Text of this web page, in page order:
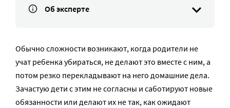
Об эксперте
Обычно сложности возникают, когда родители не
учат ребенка убираться, не делают это вместе с ним, а
потом резко перекладывают на него домашние дела.
Зачастую дети с этим не согласны и саботируют новые
обязанности или делают их не так, как ожидают